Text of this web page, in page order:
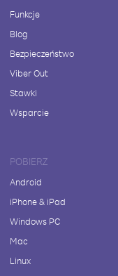
Funkcje
Blog
Bezpieczeństwo
Viber Out
Stawki
Wsparcie
POBIERZ
Android
iPhone & iPad
Windows PC
Mac
Linux